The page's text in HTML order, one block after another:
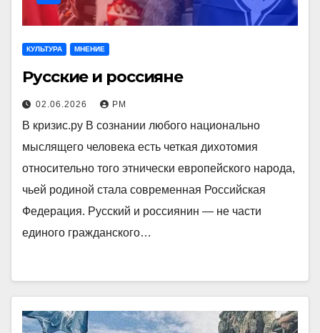
КУЛЬТУРА МНЕНИЕ
Русские и россияне
02.06.2026 РМ
В кризис.ру В сознании любого национально
мыслящего человека есть четкая дихотомия
относительно того этнически европейского народа,
чьей родиной стала современная Российская
Федерация. Русский и россиянин — не части
единого гражданского…